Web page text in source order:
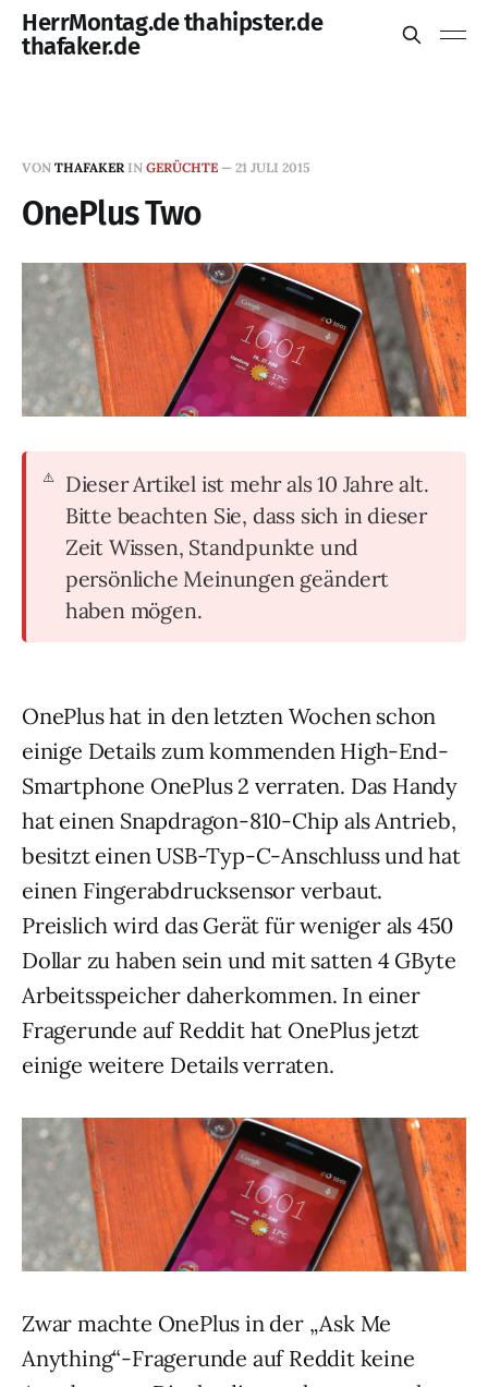
HerrMontag.de thahipster.de
thafaker.de
VON THAFAKER IN GERÜCHTE — 21 JULI 2015
OnePlus Two
Dieser Artikel ist mehr als 10 Jahre alt.
Bitte beachten Sie, dass sich in dieser
Zeit Wissen, Standpunkte und
persönliche Meinungen geändert
haben mögen.
OnePlus hat in den letzten Wochen schon
einige Details zum kommenden High-End-
Smartphone OnePlus 2 verraten. Das Handy
hat einen Snapdragon-810-Chip als Antrieb,
besitzt einen USB-Typ-C-Anschluss und hat
einen Fingerabdrucksensor verbaut.
Preislich wird das Gerät für weniger als 450
Dollar zu haben sein und mit satten 4 GByte
Arbeitsspeicher daherkommen. In einer
Fragerunde auf Reddit hat OnePlus jetzt
einige weitere Details verraten.
Zwar machte OnePlus in der „Ask Me
Anything“-Fragerunde auf Reddit keine